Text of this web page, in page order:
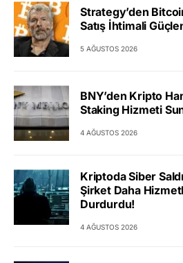
Strategy’den
Satış İhtimali
5 AĞUSTOS 2026
BNY’den Kripto
Staking Hizmeti
4 AĞUSTOS 2026
Kriptoda Siber
Şirket Daha
Durdurdu!
4 AĞUSTOS 2026